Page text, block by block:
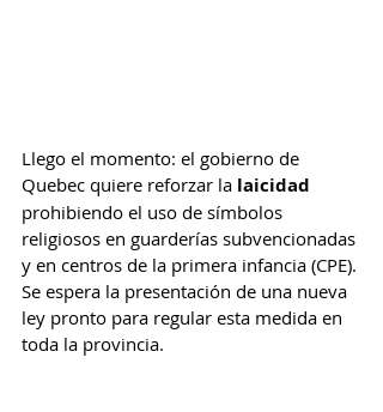
Llego el momento: el gobierno de
Quebec quiere reforzar la laicidad
prohibiendo el uso de símbolos
religiosos en guarderías subvencionadas
y en centros de la primera infancia (CPE).
Se espera la presentación de una nueva
ley pronto para regular esta medida en
toda la provincia.